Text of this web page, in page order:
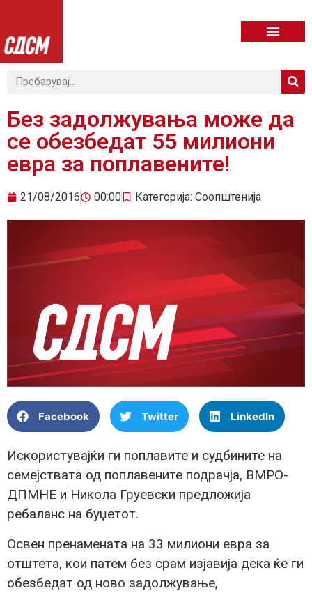
Без задолжувања може да
се обезбедат 55 милиони
евра за поплавените!
21/08/2016 00:00 Категорија: Соопштенија
Facebook Twitter LinkedIn
Искористувајќи ги поплавите и судбините на
семејствата од поплавените подрачја, ВМРО-
ДПМНЕ и Никола Груевски предложија
ребаланс на буџетот.
Освен пренамената на 33 милиони евра за
отштета, кои патем без срам изјавија дека ќе ги
обезбедат од ново задолжување,